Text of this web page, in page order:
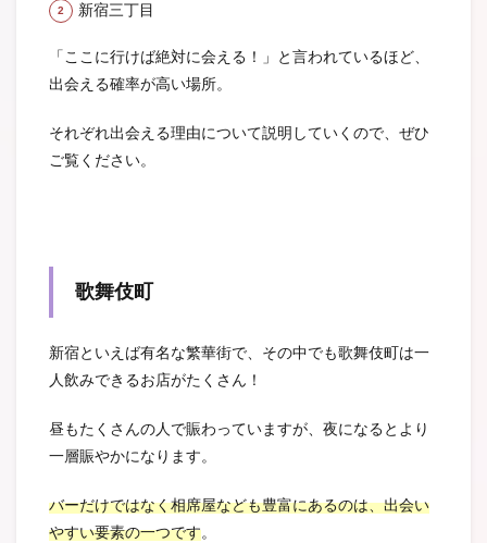
新宿三丁目
「ここに行けば絶対に会える！」と言われているほど、
出会える確率が高い場所。
それぞれ出会える理由について説明していくので、ぜひ
ご覧ください。
歌舞伎町
新宿といえば有名な繁華街で、その中でも歌舞伎町は一
人飲みできるお店がたくさん！
昼もたくさんの人で賑わっていますが、夜になるとより
一層賑やかになります。
バーだけではなく相席屋なども豊富にあるのは、出会い
やすい要素の一つです。